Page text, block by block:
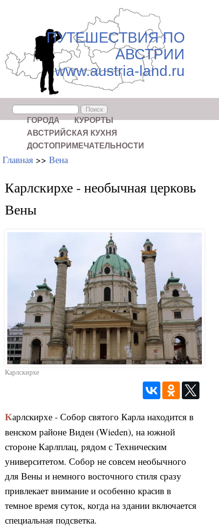
ПУТЕШЕСТВИЯ ПО
АВСТРИИ
www.austria-land.ru
Форма поиска
Поиск
ГОРОДА
КУРОРТЫ
АВСТРИЙСКАЯ КУХНЯ
ДОСТОПРИМЕЧАТЕЛЬНОСТИ
Главная >> Вена
Карлскирхе - необычная церковь
Вены
Карлскирхе
Карлскирхе - Собор святого Карла находится в
венском районе Виден (Wieden), на южной
стороне Карлплац, рядом с Техническим
университетом. Собор не совсем необычного
для Вены и немного восточного стиля сразу
привлекает внимание и особенно красив в
темное время суток, когда на здании включается
специальная подсветка.